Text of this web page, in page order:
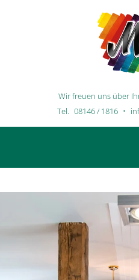
Wir freuen uns über
Tel. 08146 / 1816 •